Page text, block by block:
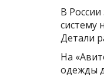
В России
систему
Детали
На
одежды